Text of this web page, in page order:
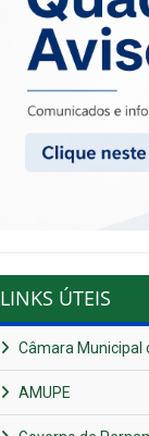
LINKS ÚTEIS
Câmara Municipal
AMUPE